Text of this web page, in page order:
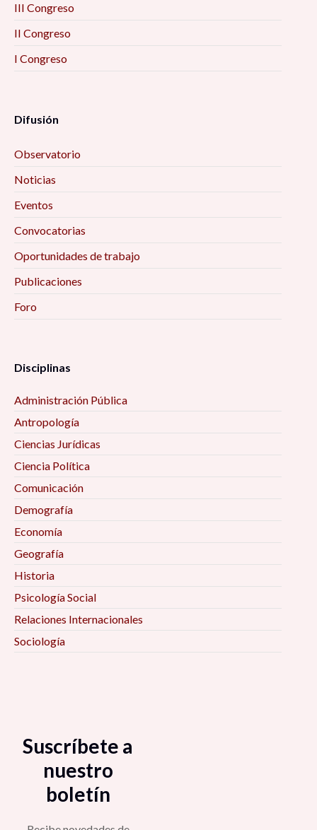
III Congreso
II Congreso
I Congreso
Difusión
Observatorio
Noticias
Eventos
Convocatorias
Oportunidades de trabajo
Publicaciones
Foro
Disciplinas
Administración Pública
Antropología
Ciencias Jurídicas
Ciencia Política
Comunicación
Demografía
Economía
Geografía
Historia
Psicología Social
Relaciones Internacionales
Sociología
Suscríbete a
nuestro
boletín